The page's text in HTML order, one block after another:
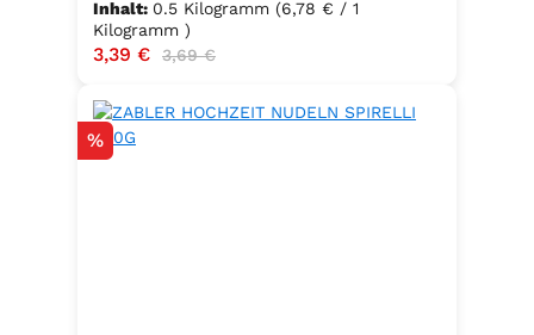
Inhalt: 0.5 Kilogramm (6,78 € / 1
Kilogramm )
Verkaufspreis:
3,39 € Regulärer Preis:
3,69 €
Rabatt
%